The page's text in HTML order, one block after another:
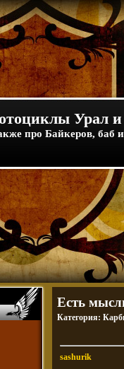
Урал
про Байкеров, баб
Есть
Категория:
sashurik